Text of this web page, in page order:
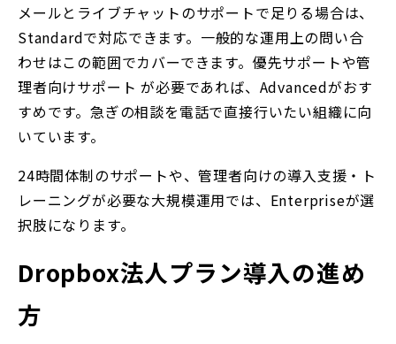
メールとライブチャットのサポートで足りる場合は、
Standardで対応できます。一般的な運用上の問い合
わせはこの範囲でカバーできます。優先サポートや管
理者向けサポート が必要であれば、Advancedがおす
すめです。急ぎの相談を電話で直接行いたい組織に向
いています。
24時間体制のサポートや、管理者向けの導入支援・ト
レーニングが必要な大規模運用では、Enterpriseが選
択肢になります。
Dropbox法人プラン導入の進め
方